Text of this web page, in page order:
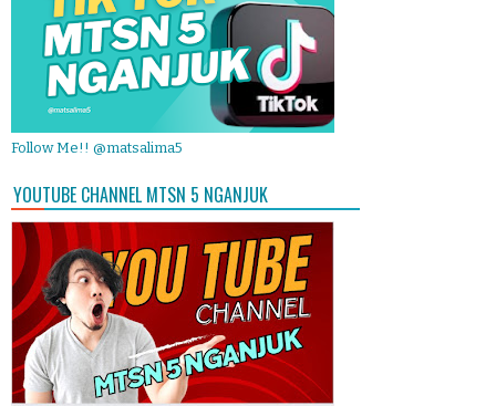
Follow Me!! @matsalima5
YOUTUBE CHANNEL MTSN 5 NGANJUK